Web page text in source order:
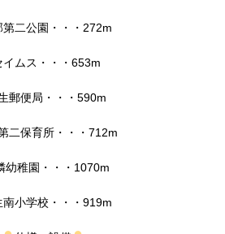
第二公園・・・272m
イムス・・・653m
郵便局・・・590m
二保育所・・・712m
幼稚園・・・1070m
南小学校・・・919m